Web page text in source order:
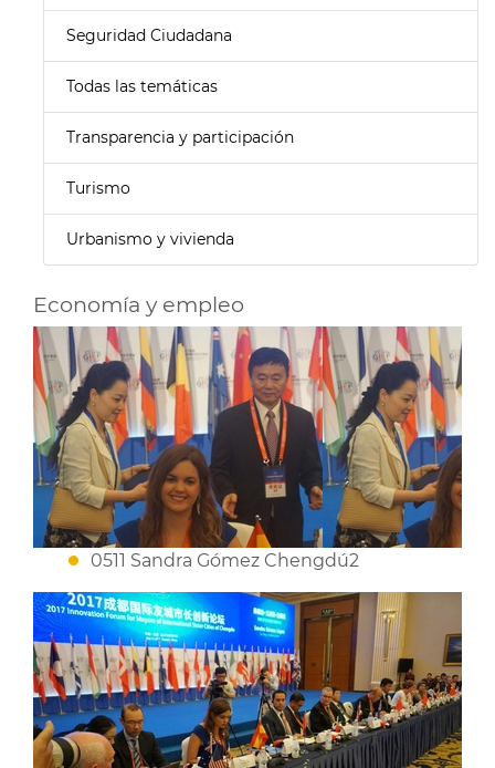
Seguridad Ciudadana
Todas las temáticas
Transparencia y participación
Turismo
Urbanismo y vivienda
Economía y empleo
0511 Sandra Gómez Chengdú2